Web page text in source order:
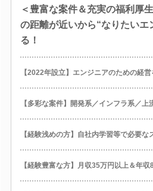
＜豊富な案件＆充実の福利厚
の距離が近いから“なりたいエ
る！
【2022年設立】エンジニアのための経営
【多彩な案件】開発系／インフラ系／上
【経験浅めの方】自社内学習等で必要な
【経験豊富な方】月収35万円以上＆年